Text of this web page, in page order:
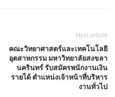
Next article
คณะวิทยาศาสตร์และเทคโนโลยี
อุตสาหกรรม มหาวิทยาลัยสงขลา
นครินทร์ รับสมัครพนักงานเงิน
รายได้ ตำแหน่งเจ้าหน้าที่บริหาร
งานทั่วไป